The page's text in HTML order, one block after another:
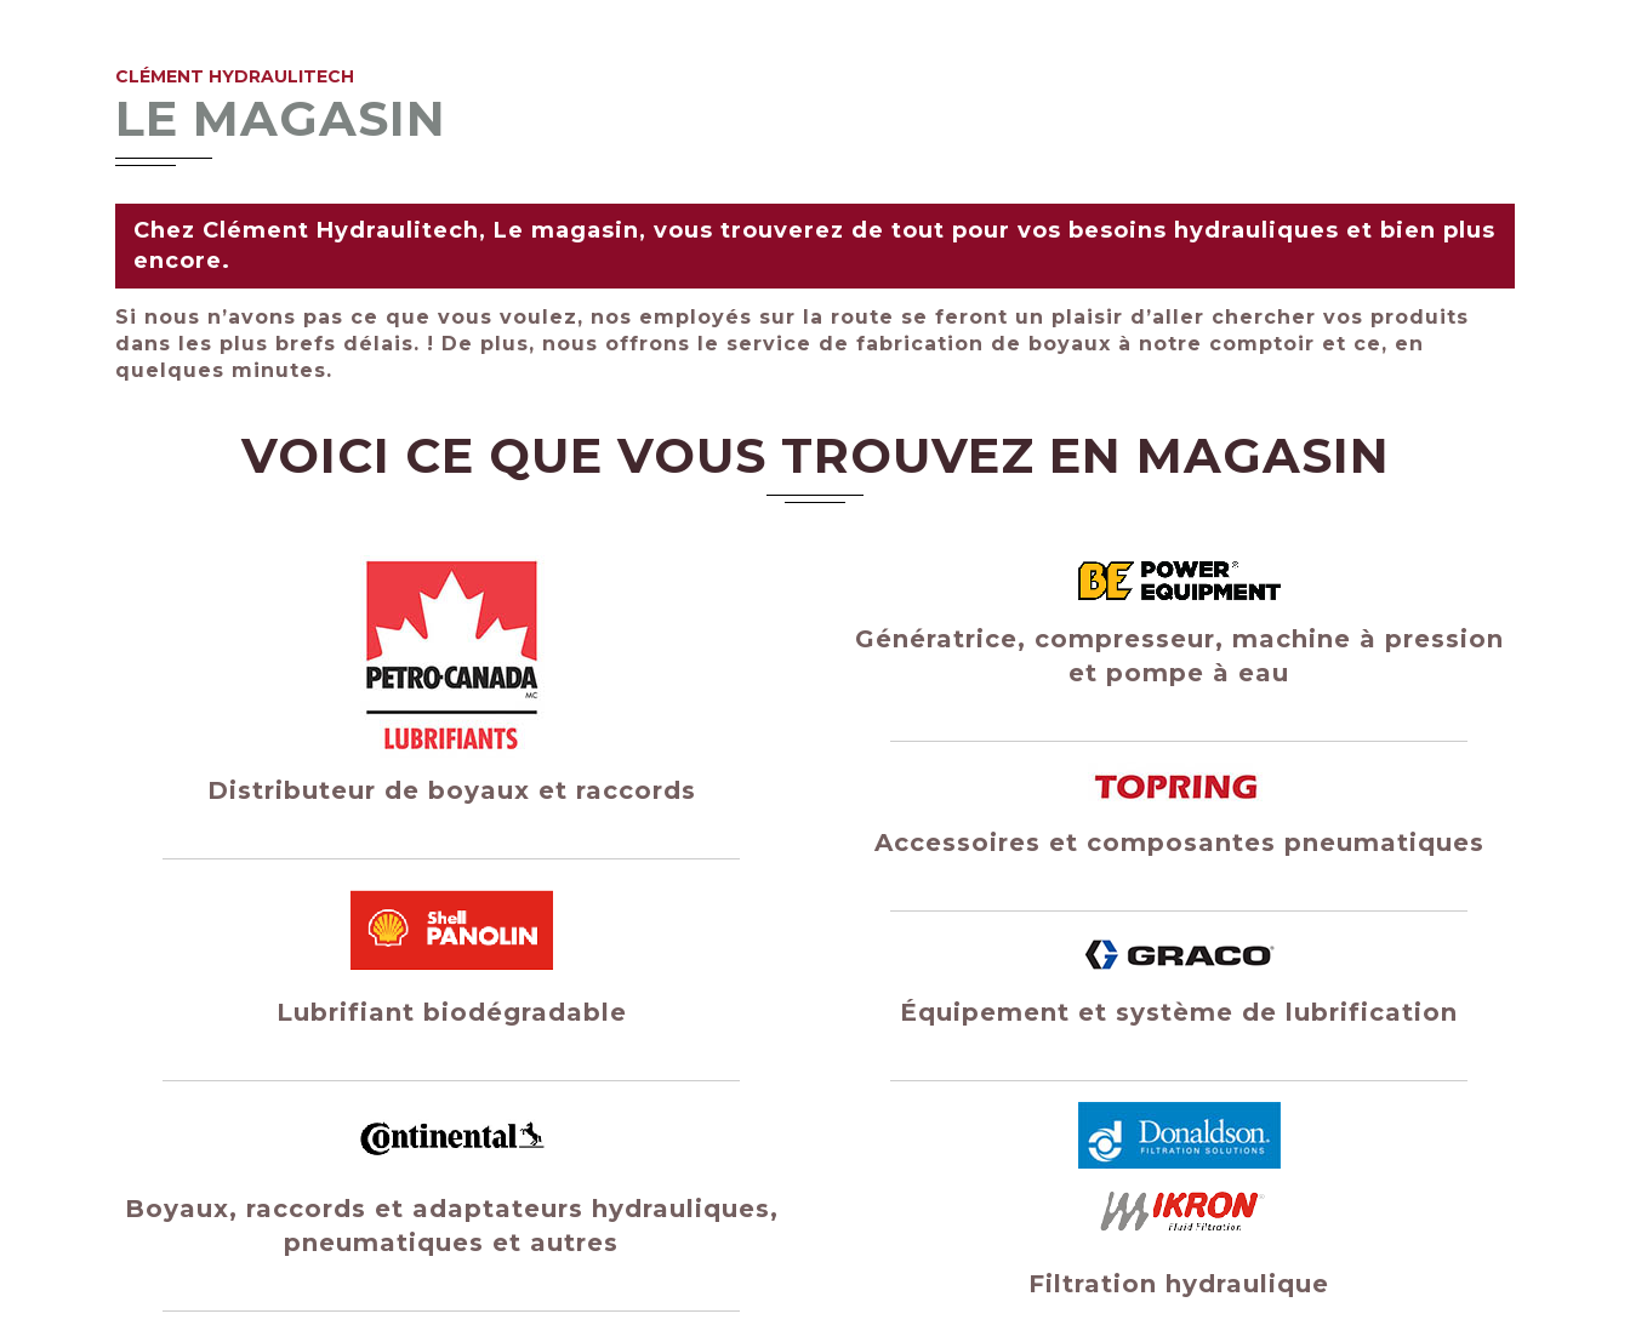
CLÉMENT HYDRAULITECH
LE MAGASIN
Chez Clément Hydraulitech, Le magasin, vous trouverez de tout pour vos besoins hydrauliques et bien plus
encore.
Si nous n’avons pas ce que vous voulez, nos employés sur la route se feront un plaisir d’aller chercher vos produits
dans les plus brefs délais. ! De plus, nous offrons le service de fabrication de boyaux à notre comptoir et ce, en
quelques minutes.
VOICI CE QUE VOUS TROUVEZ EN MAGASIN
Distributeur de boyaux et raccords
Lubrifiant biodégradable
Boyaux, raccords et adaptateurs hydrauliques,
pneumatiques et autres
Génératrice, compresseur, machine à pression
et pompe à eau
Accessoires et composantes pneumatiques
Équipement et système de lubrification
Filtration hydraulique